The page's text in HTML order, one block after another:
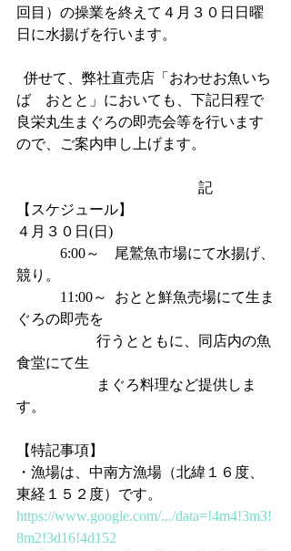
回目）の操業を終えて４月３０日日曜
日に水揚げを行います。
ば　おとと」においても、下記日程で
良栄丸生まぐろの即売会等を行います
ので、ご案内申し上げます。
                                              　記
【スケジュール】
４月３０日(日)
競り。
ぐろの即売を
食堂にて生
す。
【特記事項】
・漁場は、中南方漁場（北緯１６度、
東経１５２度）です。
https://www.google.com/.../data=!4m4!3m3!
8m2!3d16!4d152